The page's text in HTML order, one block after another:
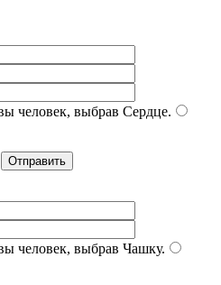
человек, выбрав Сердце.
человек, выбрав Чашку.